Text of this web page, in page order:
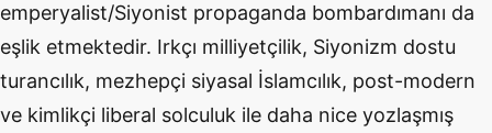
emperyalist/Siyonist propaganda bombardımanı da
eşlik etmektedir. Irkçı milliyetçilik, Siyonizm dostu
turancılık, mezhepçi siyasal İslamcılık, post-modern
ve kimlikçi liberal solculuk ile daha nice yozlaşmış